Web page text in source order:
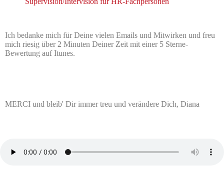
Ich bedanke mich für Deine vielen Emails und Mitwirken und freu
mich riesig über 2 Minuten Deiner Zeit mit einer 5 Sterne-
Bewertung auf Itunes.
MERCI und bleib' Dir immer treu und verändere Dich, Diana